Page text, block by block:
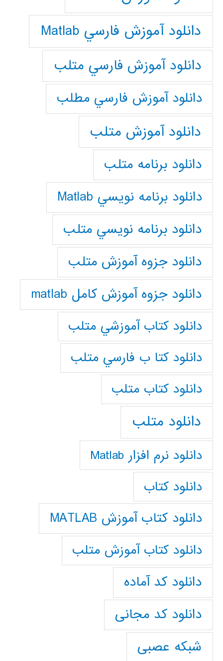
دانلود آموزش فارسي Matlab
دانلود آموزش فارسي متلب
دانلود آموزش فارسي مطلب
دانلود آموزش متلب
دانلود برنامه متلب
دانلود برنامه نويسي Matlab
دانلود برنامه نويسي متلب
دانلود جزوه آموزش متلب
دانلود جزوه آموزش کامل matlab
دانلود كتاب آموزشي متلب
دانلود كتا ب فارسي متلب
دانلود كتاب متلب
دانلود متلب
دانلود نرم افزار Matlab
دانلود کتاب
دانلود کتاب آموزش MATLAB
دانلود کتاب آموزش متلب
دانلود کد آماده
دانلود کد مجانی
شبکه عصبی